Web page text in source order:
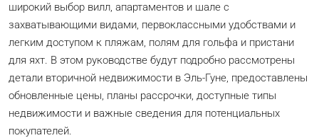
широкий выбор вилл, апартаментов и шале с
захватывающими видами, первоклассными удобствами и
легким доступом к пляжам, полям для гольфа и пристани
для яхт. В этом руководстве будут подробно рассмотрены
детали вторичной недвижимости в Эль-Гуне, предоставлены
обновленные цены, планы рассрочки, доступные типы
недвижимости и важные сведения для потенциальных
покупателей.